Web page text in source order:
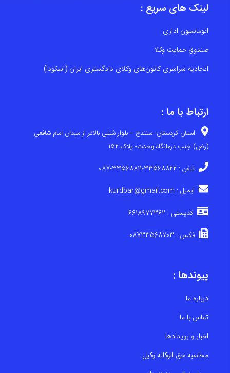
لینک های سریع :
اتوماسیون اداری
صندوق حمایت وکلا
اتحادیه سراسری کانون‌های وکلای دادگستری ایران (اسکودا)
پیوندها :
درباره ما
تماس با ما
اخبار و رویدادها
محاسبه حق الوکاله وکیل
ارتباط با ما :
استان کردستان- سنندج – بلوار شبلی بالاتر از میدان امام شافعی
(رض) جنب درمانگاه وحدت- پلاک 152
تلفن : 33568822-33568811-087
ایمیل : kurdbar@gmail.com
کدپستی : 6618977362
فکس : 08733568703